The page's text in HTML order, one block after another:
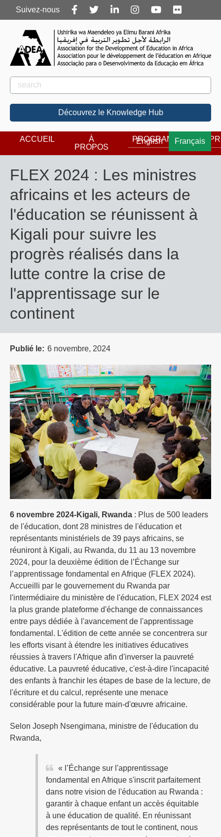
Follow
us
Suivez-nous
Rechercher
Rechercher
Découvrez le Knowledge Hub
English Français
ACCUEIL
À
PROPOS
PROGRAMMES
FLEX 2024 : Les ministres
africains et les acteurs de
l'éducation se réunissent à
Kigali pour suivre les
progrès réalisés dans la
lutte contre la crise de
l'apprentissage sur le
continent
Publié le 6 novembre, 2024
6 novembre 2024-Kigali, Rwanda : Plus de 500 leaders
de l'éducation, dont 28 ministres de l'éducation et
représentants ministériels de 39 pays africains, se
réuniront à Kigali, au Rwanda, du 11 au 13 novembre
2024, pour la deuxième édition de l’Échange sur
l’apprentissage fondamental en Afrique (FLEX 2024).
Accueilli par le gouvernement du Rwanda par
l'intermédiaire du ministère de l'éducation, FLEX 2024 est
la plus grande plateforme d'échange de connaissances
entre pays dédiée à l'avancement de l'apprentissage
fondamental. L'édition de cette année se concentrera sur
les efforts visant à étendre les initiatives éducatives
réussies à travers l'Afrique afin d'inverser la pauvreté
éducative. La pauvreté éducative, c'est-à-dire l'incapacité
des enfants à franchir les étapes de base de la lecture, de
l'écriture et du calcul, représente une menace
considérable pour la future main-d'œuvre africaine.
Selon Joseph Nsengimana, ministre de l'éducation du
Rwanda,
« l’Échange sur l'apprentissage
fondamental en Afrique s'inscrit parfaitement
dans notre vision de l'éducation au Rwanda :
garantir à chaque enfant un accès équitable
à une éducation de qualité. En réunissant
des représentants de tout le continent, nous